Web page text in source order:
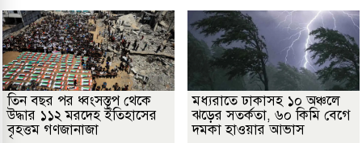
তিন বছর পর ধ্বংসস্তূপ থেকে
উদ্ধার ১১২ মরদেহ ইতিহাসের
বৃহত্তম গণজানাজা
মধ্যরাতে ঢাকাসহ ১০ অঞ্চলে
ঝড়ের সতর্কতা, ৬০ কিমি বেগে
দমকা হাওয়ার আভাস